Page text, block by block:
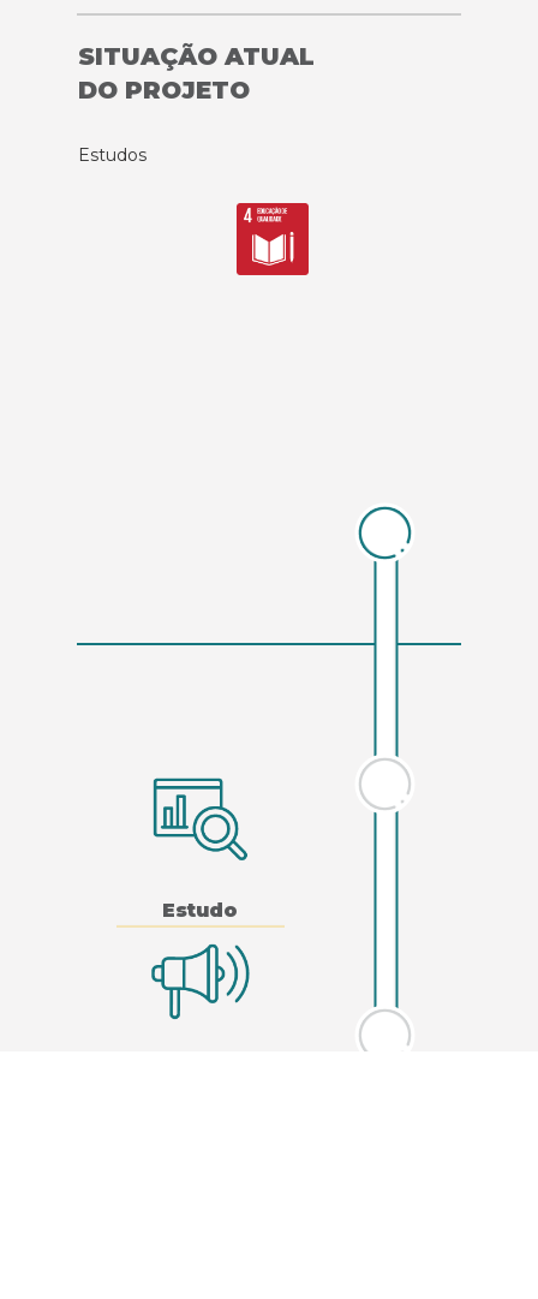
SITUAÇÃO ATUAL
DO PROJETO
Estudos
Estudo